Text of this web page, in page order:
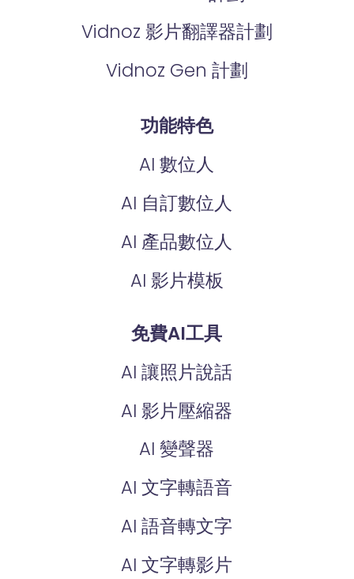
Vidnoz 影片翻譯器計劃
Vidnoz Gen 計劃
功能特色
AI 數位人
AI 自訂數位人
AI 產品數位人
AI 影片模板
免費AI工具
AI 讓照片說話
AI 影片壓縮器
AI 變聲器
AI 文字轉語音
AI 語音轉文字
AI 文字轉影片